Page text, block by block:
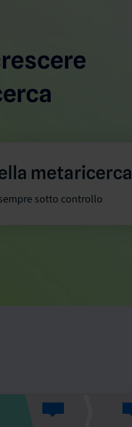
metaricerca
sotto controllo